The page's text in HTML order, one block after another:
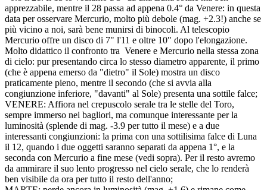
apprezzabile, mentre il 28 passa ad appena 0.4° da Venere: in questa
data per osservare Mercurio, molto più debole (mag. +2.3!) anche se
più vicino a noi, sarà bene munirsi di binocoli. Al telescopio
Mercurio offre un disco di 7" l'11 e oltre 10" dopo l'elongazione.
Molto didattico il confronto tra Venere e Mercurio nella stessa zona
di cielo: pur presentando circa lo stesso diametro apparente, il primo
(che è appena emerso da "dietro" il Sole) mostra un disco
praticamente pieno, mentre il secondo (che si avvia alla
congiunzione inferiore, "davanti" al Sole) presenta una sottile falce;
VENERE: Affiora nel crepuscolo serale tra le stelle del Toro,
sempre immerso nei bagliori, ma comunque interessante per la
luminosità (splende di mag. -3.9 per tutto il mese) e a due
interessanti congiunzioni: la prima con una sottilisima falce di Luna
il 12, quando i due oggetti saranno separati da appena 1°, e la
seconda con Mercurio a fine mese (vedi sopra). Per il resto avremo
da ammirare il suo lento progresso nel cielo serale, che lo renderà
ben visibile da ora per tutto il resto dell'anno;